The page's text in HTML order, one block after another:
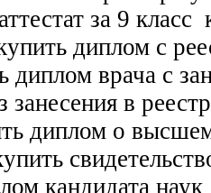
за 9 класс
диплом с
диплом врача с
занесения в
диплом о
кандидата наук